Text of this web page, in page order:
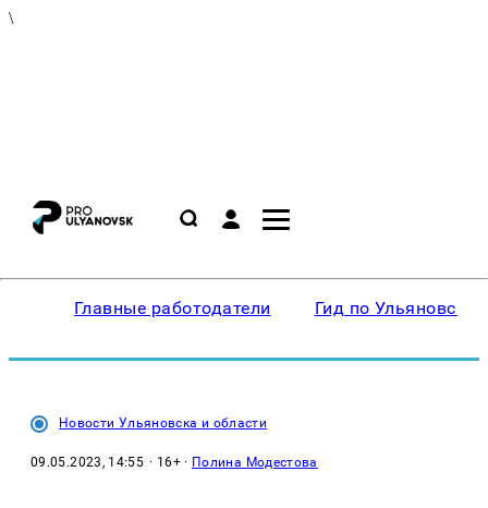
\
Главные работодатели Гид по Ульяновску
Новости Ульяновска и области
09.05.2023, 14:55 · 16+ · Полина Модестова